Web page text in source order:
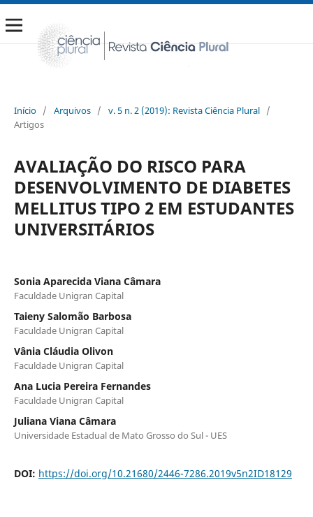
Início / Arquivos / v. 5 n. 2 (2019): Revista Ciência Plural /
Artigos
AVALIAÇÃO DO RISCO PARA
DESENVOLVIMENTO DE DIABETES
MELLITUS TIPO 2 EM ESTUDANTES
UNIVERSITÁRIOS
Sonia Aparecida Viana Câmara
Faculdade Unigran Capital
Taieny Salomão Barbosa
Faculdade Unigran Capital
Vânia Cláudia Olivon
Faculdade Unigran Capital
Ana Lucia Pereira Fernandes
Faculdade Unigran Capital
Juliana Viana Câmara
Universidade Estadual de Mato Grosso do Sul - UES
DOI: https://doi.org/10.21680/2446-7286.2019v5n2ID18129